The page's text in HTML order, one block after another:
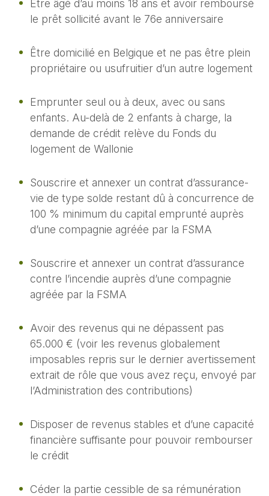
Être âgé d’au moins 18 ans et avoir remboursé
le prêt sollicité avant le 76e anniversaire
Être domicilié en Belgique et ne pas être plein
propriétaire ou usufruitier d’un autre logement
Emprunter seul ou à deux, avec ou sans
enfants. Au-delà de 2 enfants à charge, la
demande de crédit relève du Fonds du
logement de Wallonie
Souscrire et annexer un contrat d’assurance-
vie de type solde restant dû à concurrence de
100 % minimum du capital emprunté auprès
d’une compagnie agréée par la FSMA
Souscrire et annexer un contrat d’assurance
contre l’incendie auprès d’une compagnie
agréée par la FSMA
Avoir des revenus qui ne dépassent pas
65.000 € (voir les revenus globalement
imposables repris sur le dernier avertissement
extrait de rôle que vous avez reçu, envoyé par
l’Administration des contributions)
Disposer de revenus stables et d’une capacité
financière suffisante pour pouvoir rembourser
le crédit
Céder la partie cessible de sa rémunération